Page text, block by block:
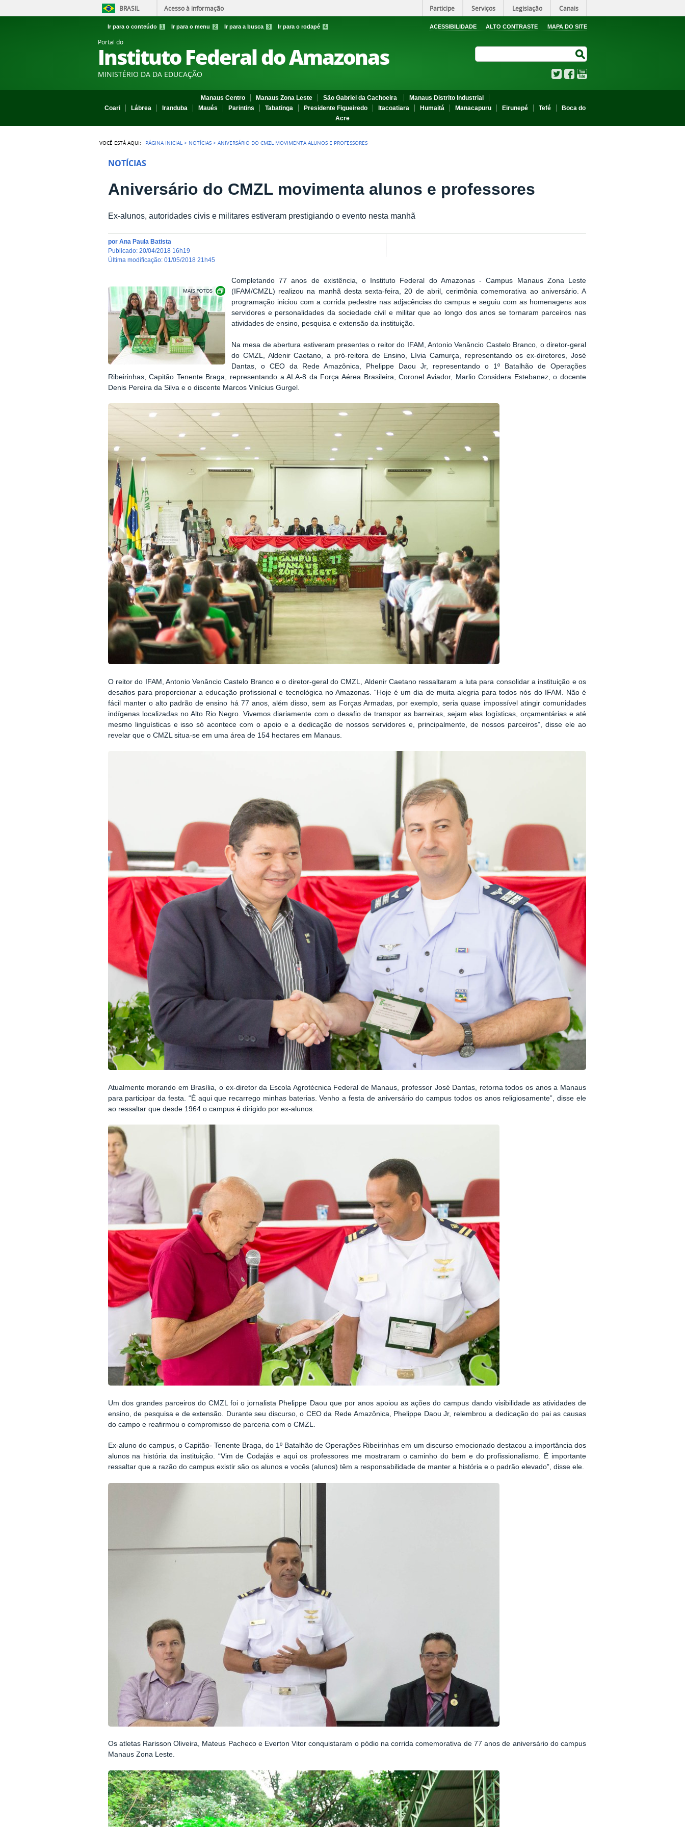
BRASIL Acesso à informação Participe Serviços Legislação Canais
Ir para o conteúdo 1 Ir para o menu 2 Ir para a busca 3 Ir para o rodapé 4 ACESSIBILIDADE ALTO CONTRASTE MAPA DO SITE
Portal do
Instituto Federal do Amazonas
MINISTÉRIO DA DA EDUCAÇÃO TwitterFacebook
Manaus Centro Manaus Zona Leste São Gabriel da Cachoeira
Manaus Distrito Industrial
Coari
Lábrea Iranduba Maués Parintins Tabatinga Presidente Figueiredo Itacoatiara Humaitá Manacapuru Eirunepé Tefé
Boca do
Acre
VOCÊ ESTÁ AQUI: PÁGINA INICIAL > NOTÍCIAS >ANIVERSÁRIO DO CMZL MOVIMENTA ALUNOS E PROFESSORES
NOTÍCIAS
Aniversário do CMZL movimenta alunos e professores
Ex-alunos, autoridades civis e militares estiveram prestigiando o evento nesta manhã
por Ana Paula Batista
publicado: 20/04/2018 16h19
última modificação: 01/05/2018 21h45
Show image carousel
Completando 77 anos de existência, o Instituto Federal do Amazonas - Campus Manaus Zona Leste
(IFAM/CMZL) realizou na manhã desta sexta-feira, 20 de abril, cerimônia comemorativa ao aniversário. A
programação iniciou com a corrida pedestre nas adjacências do campus e seguiu com as homenagens aos
servidores e personalidades da sociedade civil e militar que ao longo dos anos se tornaram parceiros nas
atividades de ensino, pesquisa e extensão da instituição.
Na mesa de abertura estiveram presentes o reitor do IFAM, Antonio Venâncio Castelo Branco, o diretor-geral
do CMZL, Aldenir Caetano, a pró-reitora de Ensino, Lívia Camurça, representando os ex-diretores, José
Dantas, o CEO da Rede Amazônica, Phelippe Daou Jr, representando o 1º Batalhão de Operações
Ribeirinhas, Capitão Tenente Braga, representando a ALA-8 da Força Aérea Brasileira, Coronel Aviador, Marlio Considera Estebanez, o docente
Denis Pereira da Silva e o discente Marcos Vinícius Gurgel.
O reitor do IFAM, Antonio Venâncio Castelo Branco e o diretor-geral do CMZL, Aldenir Caetano ressaltaram a luta para consolidar a instituição e os
desafios para proporcionar a educação profissional e tecnológica no Amazonas. “Hoje é um dia de muita alegria para todos nós do IFAM. Não é
fácil manter o alto padrão de ensino há 77 anos, além disso, sem as Forças Armadas, por exemplo, seria quase impossível atingir comunidades
indígenas localizadas no Alto Rio Negro. Vivemos diariamente com o desafio de transpor as barreiras, sejam elas logísticas, orçamentárias e até
mesmo linguísticas e isso só acontece com o apoio e a dedicação de nossos servidores e, principalmente, de nossos parceiros”, disse ele ao
revelar que o CMZL situa-se em uma área de 154 hectares em Manaus.
Atualmente morando em Brasília, o ex-diretor da Escola Agrotécnica Federal de Manaus, professor José Dantas, retorna todos os anos a Manaus
para participar da festa. “É aqui que recarrego minhas baterias. Venho a festa de aniversário do campus todos os anos religiosamente”, disse ele
ao ressaltar que desde 1964 o campus é dirigido por ex-alunos.
Um dos grandes parceiros do CMZL foi o jornalista Phelippe Daou que por anos apoiou as ações do campus dando visibilidade as atividades de
ensino, de pesquisa e de extensão. Durante seu discurso, o CEO da Rede Amazônica, Phelippe Daou Jr, relembrou a dedicação do pai as causas
do campo e reafirmou o compromisso de parceria com o CMZL.
Ex-aluno do campus, o Capitão- Tenente Braga, do 1º Batalhão de Operações Ribeirinhas em um discurso emocionado destacou a importância dos
alunos na história da instituição. “Vim de Codajás e aqui os professores me mostraram o caminho do bem e do profissionalismo. É importante
ressaltar que a razão do campus existir são os alunos e vocês (alunos) têm a responsabilidade de manter a história e o padrão elevado”, disse ele.
Os atletas Rarisson Oliveira, Mateus Pacheco e Everton Vitor conquistaram o pódio na corrida comemorativa de 77 anos de aniversário do campus
Manaus Zona Leste.